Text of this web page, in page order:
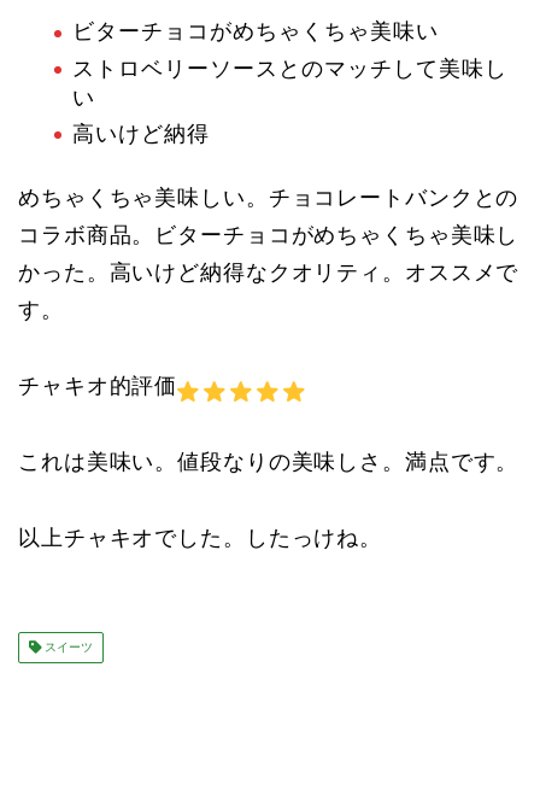
ビターチョコがめちゃくちゃ美味い
ストロベリーソースとのマッチして美味し
い
高いけど納得
めちゃくちゃ美味しい。チョコレートバンクとの
コラボ商品。ビターチョコがめちゃくちゃ美味し
かった。高いけど納得なクオリティ。オススメで
す。
チャキオ的評価
これは美味い。値段なりの美味しさ。満点です。
以上チャキオでした。したっけね。
スイーツ